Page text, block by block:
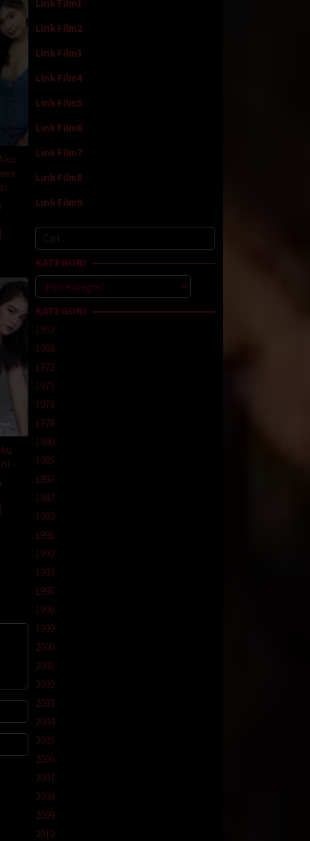
tak
Link Film1
Link Film2
Link Film3
Link Film4
Link Film5
Link Film6
Link Film7
Link Film8
Link Film9
Cari
untuk:
KATEGORI
Kategori
KATEGORI
1952
1966
1972
1975
1976
1978
1980
1985
1986
1987
1989
1991
1992
1993
1995
1996
1999
2000
2001
2002
2003
2004
2005
2006
2007
2008
2009
2010